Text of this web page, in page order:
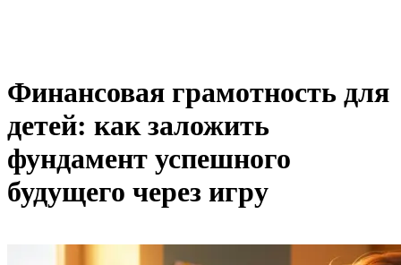
Финансовая грамотность для
детей: как заложить
фундамент успешного
будущего через игру